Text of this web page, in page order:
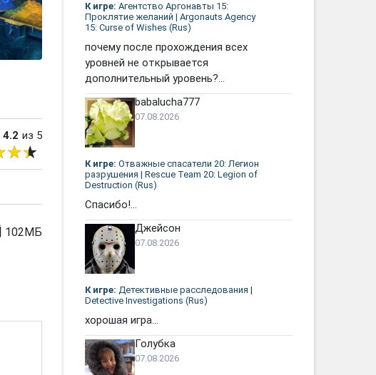
4.2 из 5
102МБ
К игре: Агентство Аргонавты 15:
Проклятие желаний | Argonauts Agency
15: Curse of Wishes (Rus)
почему после прохождения всех
уровней не открывается
дополнительный уровень?...
babalucha777
07.08.2026
К игре: Отважные спасатели 20: Легион
разрушения | Rescue Team 20: Legion of
Destruction (Rus)
Спасибо!...
Джейсон
07.08.2026
К игре: Детективные расследования |
Detective Investigations (Rus)
хорошая игра...
Голубка
07.08.2026